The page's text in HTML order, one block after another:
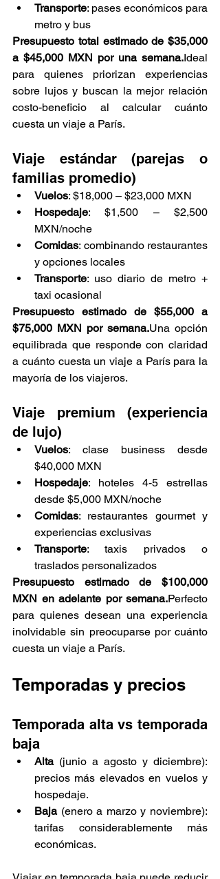
Transporte: pases económicos para
metro y bus
Presupuesto total estimado de $35,000
a $45,000 MXN por una semana.Ideal
para quienes priorizan experiencias
sobre lujos y buscan la mejor relación
costo-beneficio al calcular cuánto
cuesta un viaje a París.
Viaje estándar (parejas o
familias promedio)
Vuelos: $18,000 – $23,000 MXN
Hospedaje: $1,500 – $2,500
MXN/noche
Comidas: combinando restaurantes
y opciones locales
Transporte: uso diario de metro +
taxi ocasional
Presupuesto estimado de $55,000 a
$75,000 MXN por semana.Una opción
equilibrada que responde con claridad
a cuánto cuesta un viaje a París para la
mayoría de los viajeros.
Viaje premium (experiencia
de lujo)
Vuelos: clase business desde
$40,000 MXN
Hospedaje: hoteles 4-5 estrellas
desde $5,000 MXN/noche
Comidas: restaurantes gourmet y
experiencias exclusivas
Transporte: taxis privados o
traslados personalizados
Presupuesto estimado de $100,000
MXN en adelante por semana.Perfecto
para quienes desean una experiencia
inolvidable sin preocuparse por cuánto
cuesta un viaje a París.
Temporadas y precios
Temporada alta vs temporada
baja
Alta (junio a agosto y diciembre):
precios más elevados en vuelos y
hospedaje.
Baja (enero a marzo y noviembre):
tarifas considerablemente más
económicas.